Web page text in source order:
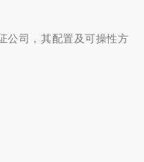
公司，其配置及可操性方